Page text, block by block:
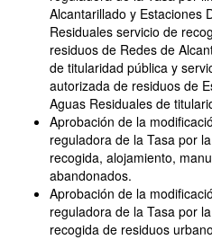
Alcantarillado y Estaciones
Residuales servicio de
residuos de Redes de
de titularidad pública y
autorizada de residuos de
Aguas Residuales de
Aprobación de la
reguladora de la Tasa por
recogida, alojamiento,
abandonados.
Aprobación de la
reguladora de la Tasa por
recogida de residuos